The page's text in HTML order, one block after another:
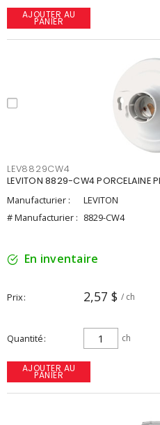
AJOUTER AU
PANIER
LEV8829CW4
LEVITON 8829-CW4 PORCELAINE
Manufacturier :
LEVITON
# Manufacturier : 8829-CW4
En inventaire
Prix 2,57 $ / ch
Quantité ch
AJOUTER AU
PANIER